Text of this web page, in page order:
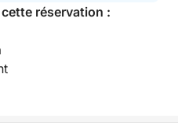
de snorkeling et temps
après midi en croisière
îles de Lérins. Réservez
détente en mer et
au large de la Côte
réservation :